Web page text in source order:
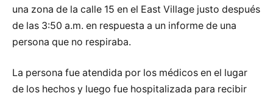
una zona de la calle 15 en el East Village justo después
de las 3:50 a.m. en respuesta a un informe de una
persona que no respiraba.
La persona fue atendida por los médicos en el lugar
de los hechos y luego fue hospitalizada para recibir